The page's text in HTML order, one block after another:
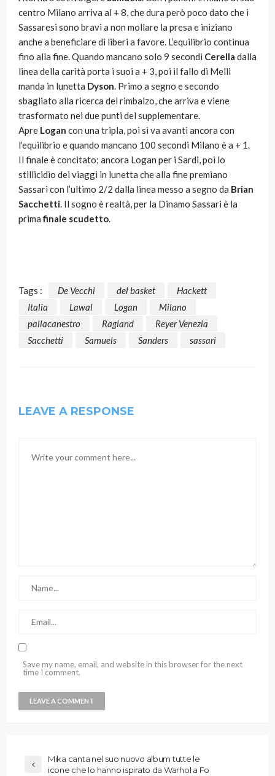
centro Milano arriva al + 8, che dura però poco dato che i
Sassaresi sono bravi a non mollare la presa e iniziano
anche a beneficiare di liberi a favore. L’equilibrio continua
fino alla fine. Quando mancano solo 9 secondi Cerella dalla
linea della carità porta i suoi a + 3, poi il fallo di Melli
manda in lunetta Dyson. Primo a segno e secondo
sbagliato alla ricerca del rimbalzo, che arriva e viene
trasformato nei due punti del supplementare.
Apre Logan con una tripla, poi si va avanti ancora con
l’equilibrio e quando mancano 100 secondi Milano è a + 1.
Il finale è concitato; ancora Logan per i Sardi, poi lo
stillicidio dei viaggi in lunetta che alla fine premiano
Sassari con l’ultimo 2/2 dalla linea messo a segno da Brian
Sacchetti. Il sogno è realtà, per la Dinamo Sassari è la
primafinale scudetto.
Tags : De Vecchi del basket
Hackett
Italia
Lawal Logan
Milano
pallacanestro
Ragland
Reyer Venezia
Sacchetti
Samuels Sanders sassari
LEAVE A RESPONSE
Save my name, email, and website in this browser for the next
time I comment.
Mika canta nel suo nuovo album tutte le
icone che lo hanno ispirato da Warhol a Fo